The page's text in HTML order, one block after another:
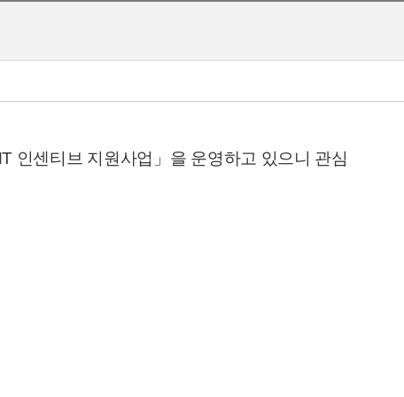
인센티브 지원사업」을 운영하고 있으니 관심